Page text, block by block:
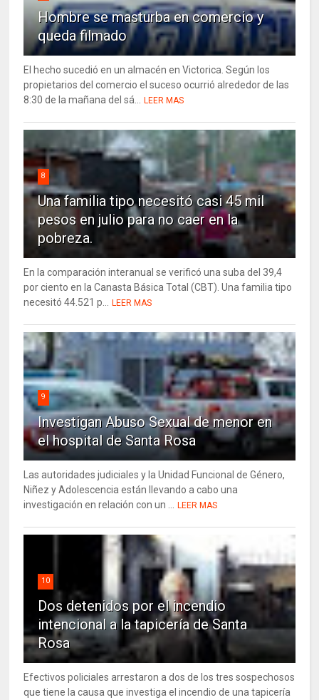
Hombre se masturba en comercio y
queda filmado
El hecho sucedió en un almacén en Victorica. Según los
propietarios del comercio el suceso ocurrió alrededor de las
8:30 de la mañana del sá...
LEER MAS
8
Una familia tipo necesitó casi 45 mil
pesos en julio para no caer en la
pobreza.
En la comparación interanual se verificó una suba del 39,4
por ciento en la Canasta Básica Total (CBT). Una familia tipo
necesitó 44.521 p...
LEER MAS
9
Investigan Abuso Sexual de menor en
el hospital de Santa Rosa
Las autoridades judiciales y la Unidad Funcional de Género,
Niñez y Adolescencia están llevando a cabo una
investigación en relación con un ...
LEER MAS
10
Dos detenidos por el incendio
intencional a la tapicería de Santa
Rosa
Efectivos policiales arrestaron a dos de los tres sospechosos
que tiene la causa que investiga el incendio de una tapicería